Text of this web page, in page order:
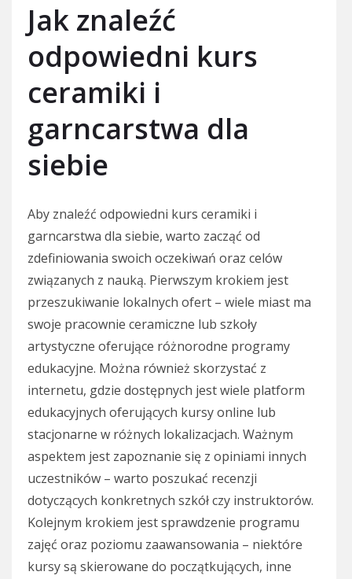
Jak znaleźć
odpowiedni kurs
ceramiki i
garncarstwa dla
siebie
Aby znaleźć odpowiedni kurs ceramiki i
garncarstwa dla siebie, warto zacząć od
zdefiniowania swoich oczekiwań oraz celów
związanych z nauką. Pierwszym krokiem jest
przeszukiwanie lokalnych ofert – wiele miast ma
swoje pracownie ceramiczne lub szkoły
artystyczne oferujące różnorodne programy
edukacyjne. Można również skorzystać z
internetu, gdzie dostępnych jest wiele platform
edukacyjnych oferujących kursy online lub
stacjonarne w różnych lokalizacjach. Ważnym
aspektem jest zapoznanie się z opiniami innych
uczestników – warto poszukać recenzji
dotyczących konkretnych szkół czy instruktorów.
Kolejnym krokiem jest sprawdzenie programu
zajęć oraz poziomu zaawansowania – niektóre
kursy są skierowane do początkujących, inne